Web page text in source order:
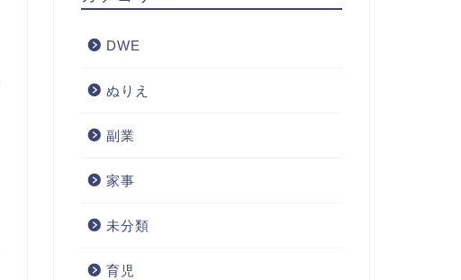
DWE
ぬりえ
副業
家事
未分類
育児